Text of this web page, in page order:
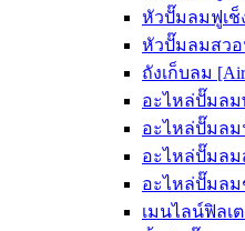
หัวปั๊มลมฟูเช็
หัวปั๊มลมสวอ
ถังเก็บลม [Air
อะไหล่ปั๊มลม
อะไหล่ปั๊มลมฟู
อะไหล่ปั๊มลม
อะไหล่ปั๊มลมช
เมนไลน์ฟิลเ